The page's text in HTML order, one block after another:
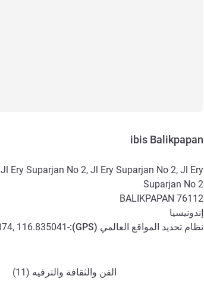
ibis Balikpapan
Jl Ery Suparjan No 2, Jl Ery Suparjan No 2, Jl Ery
Suparjan No 2
76112
BALIKPAPAN
إندونيسيا
نظام تحديد المواقع العالمي (GPS
):
-1.276074, 116.835041
الفن والثقافة والترفيه (11)